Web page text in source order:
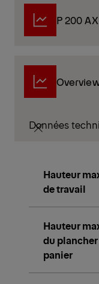
P 200
Données
Hauteur
de travail
Hauteur
du
panier